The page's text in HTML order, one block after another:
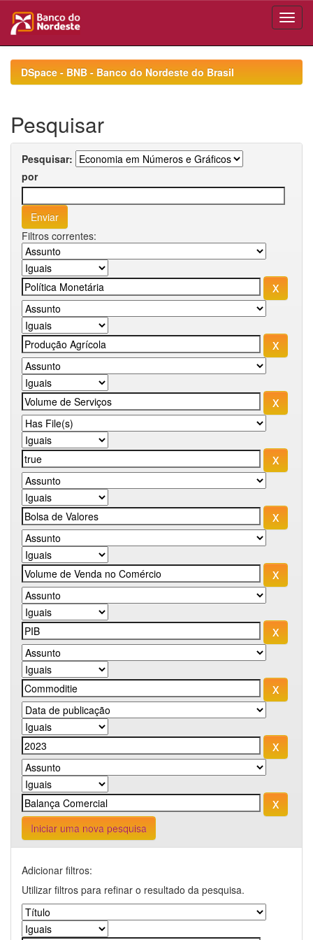
navigationDSpace - BNB - Banco do Nordeste do Brasil
Pesquisar
Pesquisar:
por
Filtros correntes:
Iniciar uma nova pesquisa
Adicionar filtros:
Utilizar filtros para refinar o resultado da pesquisa.